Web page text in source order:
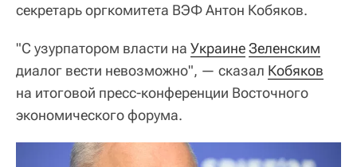
секретарь оргкомитета ВЭФ Антон Кобяков.
"С узурпатором власти на УкраинеЗеленским
диалог вести невозможно", — сказал Кобяков
на итоговой пресс-конференции Восточного
экономического форума.